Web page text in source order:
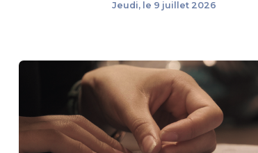
Jeudi, le 9 juillet 2026